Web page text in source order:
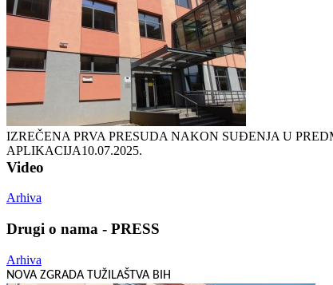
IZREČENA PRVA PRESUDA NAKON SUĐENJA U
APLIKACIJA10.07.2025.
Video
Arhiva
Drugi o nama - PRESS
Arhiva
NOVA ZGRADA TUŽILAŠTVA BIH